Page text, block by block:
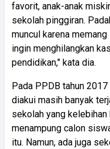
favorit, anak-anak
sekolah pinggiran.
muncul karena
ingin menghilangkan
pendidikan," kata dia.
Pada PPDB tahun
diakui masih banyak
sekolah yang
menampung calon
itu. Namun, ada juga